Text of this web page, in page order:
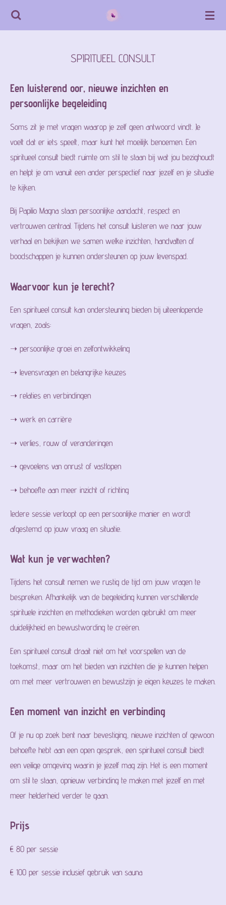
Ga
SPIRITUEEL CONSULT
Een luisterend oor, nieuwe inzichten en
persoonlijke begeleiding
Soms zit je met vragen waarop je zelf geen antwoord vindt. Je
voelt dat er iets speelt, maar kunt het moeilijk benoemen. Een
spiritueel consult biedt ruimte om stil te staan bij wat jou bezighoudt
en helpt je om vanuit een ander perspectief naar jezelf en je situatie
te kijken.
Bij Papilio Magna staan persoonlijke aandacht, respect en
vertrouwen centraal. Tijdens het consult luisteren we naar jouw
verhaal en bekijken we samen welke inzichten, handvatten of
boodschappen je kunnen ondersteunen op jouw levenspad.
Waarvoor kun je terecht?
Een spiritueel consult kan ondersteuning bieden bij uiteenlopende
vragen, zoals:
➝ persoonlijke groei en zelfontwikkeling
➝ levensvragen en belangrijke keuzes
➝ relaties en verbindingen
➝ werk en carrière
➝ verlies, rouw of veranderingen
➝ gevoelens van onrust of vastlopen
➝ behoefte aan meer inzicht of richting
Iedere sessie verloopt op een persoonlijke manier en wordt
afgestemd op jouw vraag en situatie.
Wat kun je verwachten?
Tijdens het consult nemen we rustig de tijd om jouw vragen te
bespreken. Afhankelijk van de begeleiding kunnen verschillende
spirituele inzichten en methodieken worden gebruikt om meer
duidelijkheid en bewustwording te creëren.
Een spiritueel consult draait niet om het voorspellen van de
toekomst, maar om het bieden van inzichten die je kunnen helpen
om met meer vertrouwen en bewustzijn je eigen keuzes te maken.
Een moment van inzicht en verbinding
Of je nu op zoek bent naar bevestiging, nieuwe inzichten of gewoon
behoefte hebt aan een open gesprek, een spiritueel consult biedt
een veilige omgeving waarin je jezelf mag zijn. Het is een moment
om stil te staan, opnieuw verbinding te maken met jezelf en met
meer helderheid verder te gaan.
Prijs
€ 80 per sessie
€ 100 per sessie inclusief gebruik van sauna